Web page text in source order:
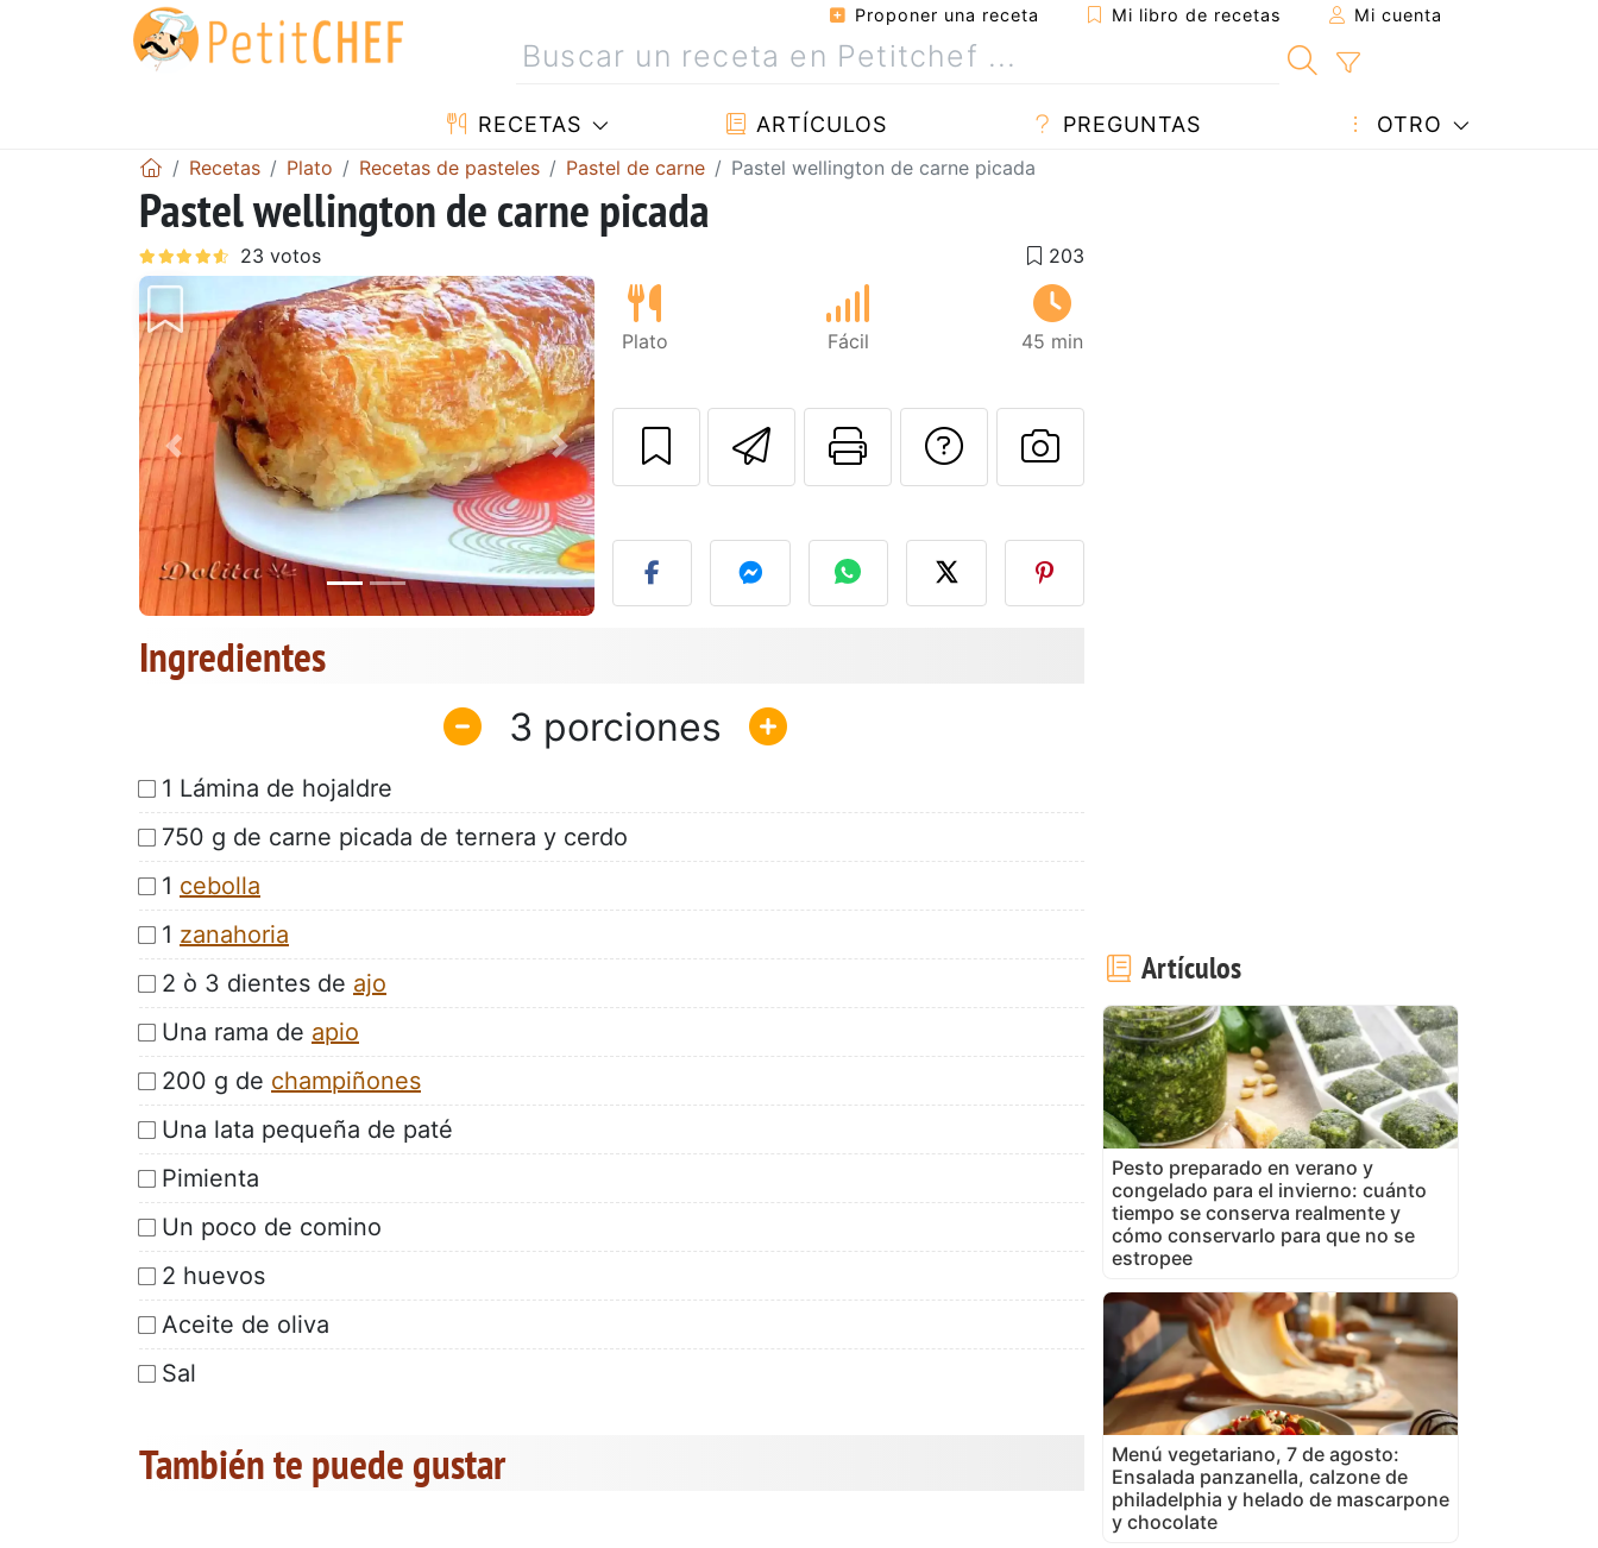
Proponer una receta Mi libro de recetas Mi cuenta
RECETAS ARTÍCULOS PREGUNTAS OTRO
Recetas Plato Recetas de pasteles Pastel de carne Pastel wellington de carne picada
Pastel wellington de carne picada
Anterior Siguiente
Plato Fácil 45 min
Enviar esta receta a un amigo
Imprimir esta página
Preguntar al autor
Publicar la foto de esta receta
Ingredientes
3
1 Lámina de hojaldre
750 g de carne picada de ternera y cerdo
1 cebolla
1 zanahoria
2 ò 3 dientes de ajo
Una rama de apio
200 g de champiñones
Una lata pequeña de paté
Pimienta
Un poco de comino
2 huevos
Aceite de oliva
Sal
También te puede gustar
Artículos
Pesto preparado en verano y
congelado para el invierno: cuánto
tiempo se conserva realmente y
cómo conservarlo para que no se
estropee
Menú vegetariano, 7 de agosto:
Ensalada panzanella, calzone de
philadelphia y helado de mascarpone
y chocolate